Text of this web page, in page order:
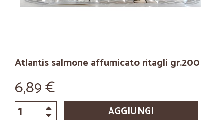
Atlantis salmone affumicato ritagli gr.200
6,89 €
AGGIUNGI